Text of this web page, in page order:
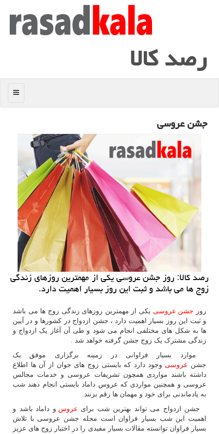
رصد كالا
منو
جشن عروسی
رصد كالا: روز جشن عروسی یكی از مهمترین روزهای زندگی
زوج ها می باشد و ثبت این روز بسیار اهمیت دارد.
روز جشن عروسی یکی از مهمترین روزهای زندگی زوج ها می باشد
و ثبت این روز بسیار اهمیت دارد ، جشن ازدواج در کشورها و در آیین
ها به شکل های مختلفی انجام می شود و طی آن آغاز یک ازدواج و
زندگی مشترک یک زوج جشن گرفته خواهد شد .
موارد بسیار فراوانی در زمینه برگزاری موفق یک
جشن عروسی وجود دارد که بایستی زوج های جوان از آن ها اطلاع
داشته باشند مواردی همچون تشریفات عروسی و خدمات مجالس
عروسی و همچنین مواردی که عروس داماد بایستی انجام دهند شب
به یادماندنی برای خود و مهمان ها رقم بزنند.
جشن ازدواج می تواند بهترین شب برای عروس و داماد باشد و
اهمیت این شب بسیار فراوان است مجله جشن عروسی با تلاش
بسیار فراوان توانسته مقالات بسیار مفیدی را در اختیار زوج های عزیز